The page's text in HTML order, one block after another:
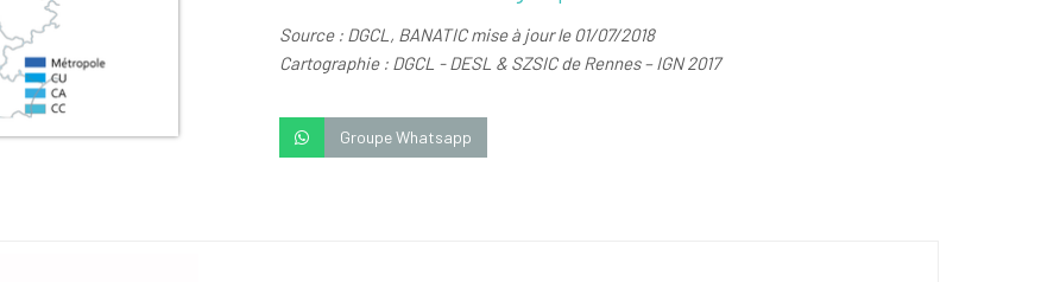
Source : DGCL, BANATIC mise à jour le 01/07/2018
Cartographie : DGCL - DESL & SZSIC de Rennes – IGN 2017
Groupe Whatsapp